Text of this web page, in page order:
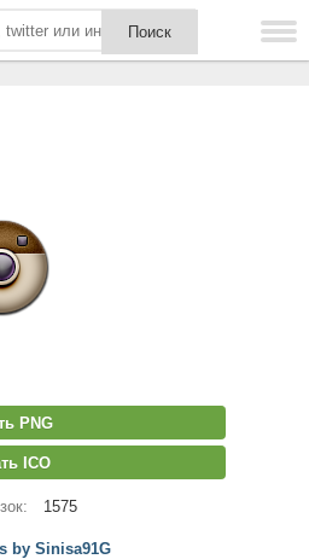
PNG
ICO
1575
by Sinisa91G